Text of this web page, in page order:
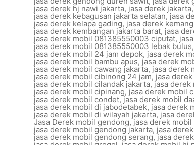
jasa derek hj nawi jakarta, jasa derek jakarta
jasa derek kebagusan jakarta selatan, jasa
jasa derek kelapa gading, jasa derek
jasa derek kembangan jakarta barat, jasa
jasa derek mobil 081385550003 ciputat,
jasa derek mobil 081385550003 lebak bulus,
jasa derek mobil 24 jam depok, jasa derek
jasa derek mobil bambu apus, jasa derek
jasa derek mobil cawang jakarta, jasa derek
jasa derek mobil cibinong 24 jam, jasa
jasa derek mobil cilandak jakarta, jasa derek
jasa derek mobil cipinang, jasa derek mobil
jasa derek mobil condet,jasa derek mobil
jasa derek mobil di jabodetabek, jasa derek
jasa derek mobil di wilayah jakarta, jasa
Jasa Derek mobil gendong,jasa derek
jasa derek mobil gendong jakarta, jasa
jasa derek mobil gendong serang,jasa